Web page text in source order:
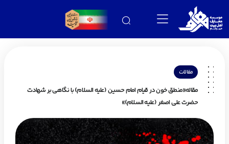
مقالات
مقاله«منطق خون در قیام امام حسین (علیه السلام) با نگاهی بر شهادت
حضرت علی اصغر (علیه السلام)»